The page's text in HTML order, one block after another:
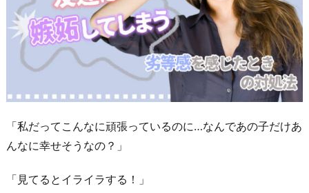
「私だってこんなに頑張っているのに…なんであの子だけあ
んなに幸せそうなの？」
「見てるとイライラする！」